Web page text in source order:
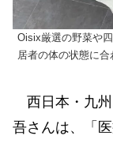
Oisix厳選の野菜や
居者の体の状態に
西日本・九州
吾さんは、「